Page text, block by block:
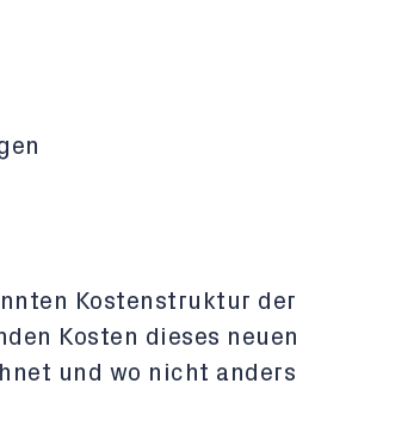
Kostenstruktur der
Kosten dieses neuen
und wo nicht anders